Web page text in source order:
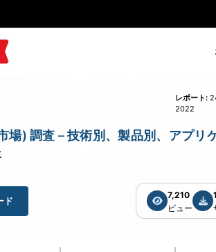
レポート:
2022
) 調査 – 技術別、製品別、アプリ
ド
7,210
ビュー